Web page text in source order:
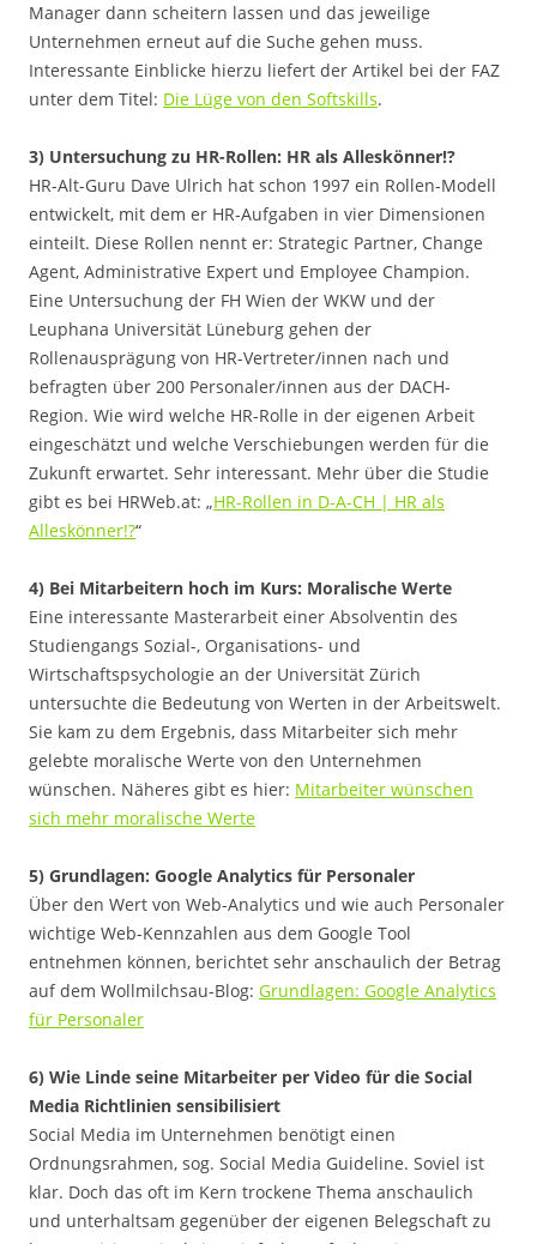
Manager dann scheitern lassen und das jeweilige
Unternehmen erneut auf die Suche gehen muss.
Interessante Einblicke hierzu liefert der Artikel bei der FAZ
unter dem Titel: Die Lüge von den Softskills.
3) Untersuchung zu HR-Rollen: HR als Alleskönner!?
HR-Alt-Guru Dave Ulrich hat schon 1997 ein Rollen-Modell
entwickelt, mit dem er HR-Aufgaben in vier Dimensionen
einteilt. Diese Rollen nennt er: Strategic Partner, Change
Agent, Administrative Expert und Employee Champion.
Eine Untersuchung der FH Wien der WKW und der
Leuphana Universität Lüneburg gehen der
Rollenausprägung von HR-Vertreter/innen nach und
befragten über 200 Personaler/innen aus der DACH-
Region. Wie wird welche HR-Rolle in der eigenen Arbeit
eingeschätzt und welche Verschiebungen werden für die
Zukunft erwartet. Sehr interessant. Mehr über die Studie
gibt es bei HRWeb.at: „HR-Rollen in D-A-CH | HR als
Alleskönner!?“
4) Bei Mitarbeitern hoch im Kurs: Moralische Werte
Eine interessante Masterarbeit einer Absolventin des
Studiengangs Sozial-, Organisations- und
Wirtschaftspsychologie an der Universität Zürich
untersuchte die Bedeutung von Werten in der Arbeitswelt.
Sie kam zu dem Ergebnis, dass Mitarbeiter sich mehr
gelebte moralische Werte von den Unternehmen
wünschen. Näheres gibt es hier: Mitarbeiter wünschen
sich mehr moralische Werte
5) Grundlagen: Google Analytics für Personaler
Über den Wert von Web-Analytics und wie auch Personaler
wichtige Web-Kennzahlen aus dem Google Tool
entnehmen können, berichtet sehr anschaulich der Betrag
auf dem Wollmilchsau-Blog: Grundlagen: Google Analytics
für Personaler
6) Wie Linde seine Mitarbeiter per Video für die Social
Media Richtlinien sensibilisiert
Social Media im Unternehmen benötigt einen
Ordnungsrahmen, sog. Social Media Guideline. Soviel ist
klar. Doch das oft im Kern trockene Thema anschaulich
und unterhaltsam gegenüber der eigenen Belegschaft zu